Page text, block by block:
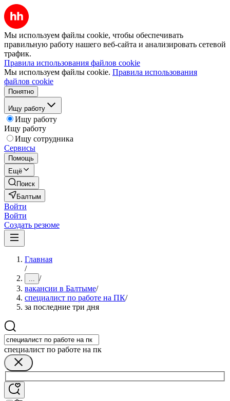
Мы используем файлы cookie, чтобы обеспечивать
правильную работу нашего веб-сайта и анализировать сетевой
трафик.
Правила использования файлов cookie
Мы используем файлы cookie. Правила использования
файлов cookie
Понятно
Ищу работу
Ищу работу
Ищу работу
Ищу сотрудника
Сервисы
Помощь
Ещё
Поиск
Балтым
Войти
Войти
Создать резюме
Главная
/
... /
вакансии в Балтыме/
специалист по работе на ПК/
за последние три дня
специалист по работе на пк